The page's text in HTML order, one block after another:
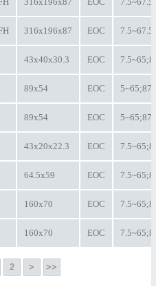
316x196x87 EOC
43x40x30.3 EOC
89x54 EOC
89x54 EOC
43x20x22.3 EOC
64.5x59 EOC
160x70 EOC
160x70 EOC
2 > >>